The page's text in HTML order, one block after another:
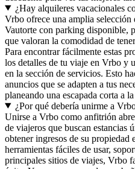
¿Hay alquileres vacacionales
Vrbo ofrece una amplia selección
Vautorte con parking disponible,
que valoran la comodidad de
Para encontrar fácilmente estas
los detalles de tu viaje en Vrbo
en la sección de servicios. Esto
anuncios que se adapten a tus
planeando una escapada corta a
¿Por qué debería unirme a
Unirse a Vrbo como anfitrión
de viajeros que buscan estancias
obtener ingresos de su propiedad
herramientas fáciles de usar,
principales sitios de viajes, Vrbo